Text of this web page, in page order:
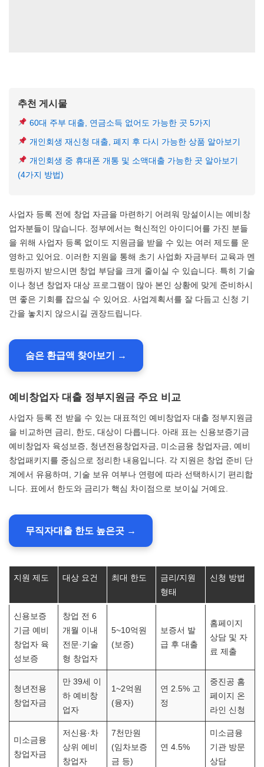
추천 게시물
60대 주부 대출, 연금소득 없어도 가능한 곳 5가지
개인회생 재신청 대출, 폐지 후 다시 가능한 상품 알아보기
개인회생 중 휴대폰 개통 및 소액대출 가능한 곳 알아보기
(4가지 방법)
사업자 등록 전에 창업 자금을 마련하기 어려워 망설이시는 예비창
업자분들이 많습니다. 정부에서는 혁신적인 아이디어를 가진 분들
을 위해 사업자 등록 없이도 지원금을 받을 수 있는 여러 제도를 운
영하고 있어요. 이러한 지원을 통해 초기 사업화 자금부터 교육과 멘
토링까지 받으시면 창업 부담을 크게 줄이실 수 있습니다. 특히 기술
이나 청년 창업자 대상 프로그램이 많아 본인 상황에 맞게 준비하시
면 좋은 기회를 잡으실 수 있어요. 사업계획서를 잘 다듬고 신청 기
간을 놓치지 않으시길 권장드립니다.
숨은 환급액 찾아보기 →
예비창업자 대출 정부지원금 주요 비교
사업자 등록 전 받을 수 있는 대표적인 예비창업자 대출 정부지원금
을 비교하면 금리, 한도, 대상이 다릅니다. 아래 표는 신용보증기금
예비창업자 육성보증, 청년전용창업자금, 미소금융 창업자금, 예비
창업패키지를 중심으로 정리한 내용입니다. 각 지원은 창업 준비 단
계에서 유용하며, 기술 보유 여부나 연령에 따라 선택하시기 편리합
니다. 표에서 한도와 금리가 핵심 차이점으로 보이실 거예요.
무직자대출 한도 높은곳 →
지원 제도 대상 요건 최대 한도
금리/지원
형태
신청 방법
신용보증
기금 예비
창업자 육
성보증
창업 전 6
개월 이내
전문·기술
형 창업자
5~10억원
(보증)
보증서 발
급 후 대출
홈페이지
상담 및 자
료 제출
청년전용
창업자금
만 39세 이
하 예비창
업자
1~2억원
(융자)
연 2.5% 고
정
중진공 홈
페이지 온
라인 신청
미소금융
창업자금
저신용·차
상위 예비
창업자
7천만원
(임차보증
금 등)
연 4.5%
미소금융
기관 방문
상담